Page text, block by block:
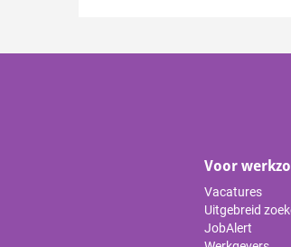
Voor
Vacatures
Uitgebreid
JobAlert